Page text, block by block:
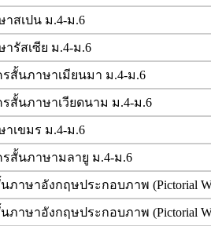
สเปน ม.4-ม.6
รัสเซีย ม.4-ม.6
สั้นภาษาเมียนมา ม.4-ม.6
สั้นภาษาเวียดนาม ม.4-ม.6
เขมร ม.4-ม.6
สั้นภาษามลายู ม.4-ม.6
ภาษาอังกฤษประกอบภาพ (Pictorial
ภาษาอังกฤษประกอบภาพ (Pictorial